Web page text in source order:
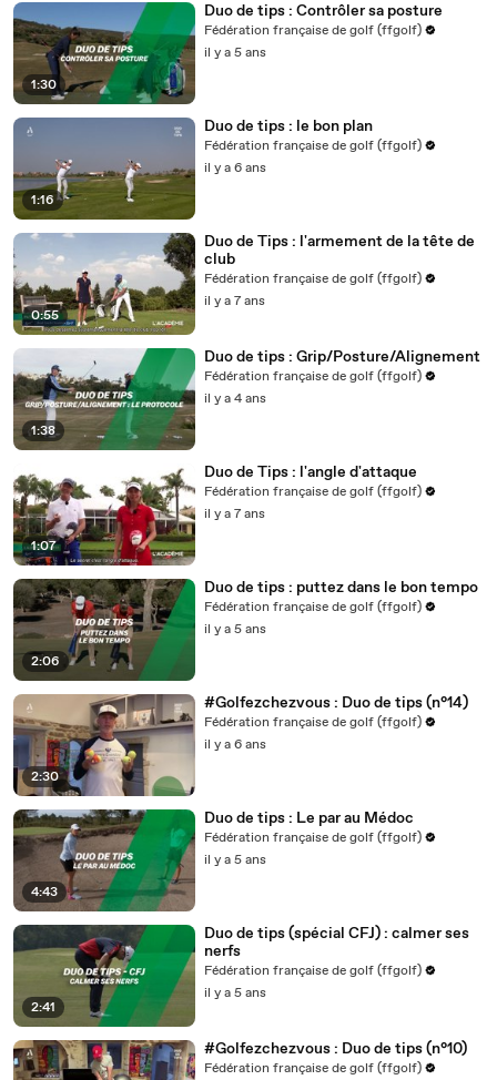
1:30
Duo de tips : Contrôler sa posture
Fédération française de golf (ffgolf)
il y a 5 ans
1:16
Duo de tips : le bon plan
Fédération française de golf (ffgolf)
il y a 6 ans
0:55
Duo de Tips : l'armement de la tête de
club
Fédération française de golf (ffgolf)
il y a 7 ans
1:38
Duo de tips : Grip/Posture/Alignement
Fédération française de golf (ffgolf)
il y a 4 ans
1:07
Duo de Tips : l'angle d'attaque
Fédération française de golf (ffgolf)
il y a 7 ans
2:06
Duo de tips : puttez dans le bon tempo
Fédération française de golf (ffgolf)
il y a 5 ans
2:30
#Golfezchezvous : Duo de tips (n°14)
Fédération française de golf (ffgolf)
il y a 6 ans
4:43
Duo de tips : Le par au Médoc
Fédération française de golf (ffgolf)
il y a 5 ans
2:41
Duo de tips (spécial CFJ) : calmer ses
nerfs
Fédération française de golf (ffgolf)
il y a 5 ans
#Golfezchezvous : Duo de tips (n°10)
Fédération française de golf (ffgolf)